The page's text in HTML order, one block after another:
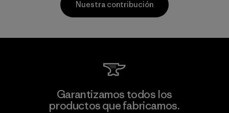
MAS Arya 2
Nuestra contribución
Garantizamos todos los
productos que fabricamos.